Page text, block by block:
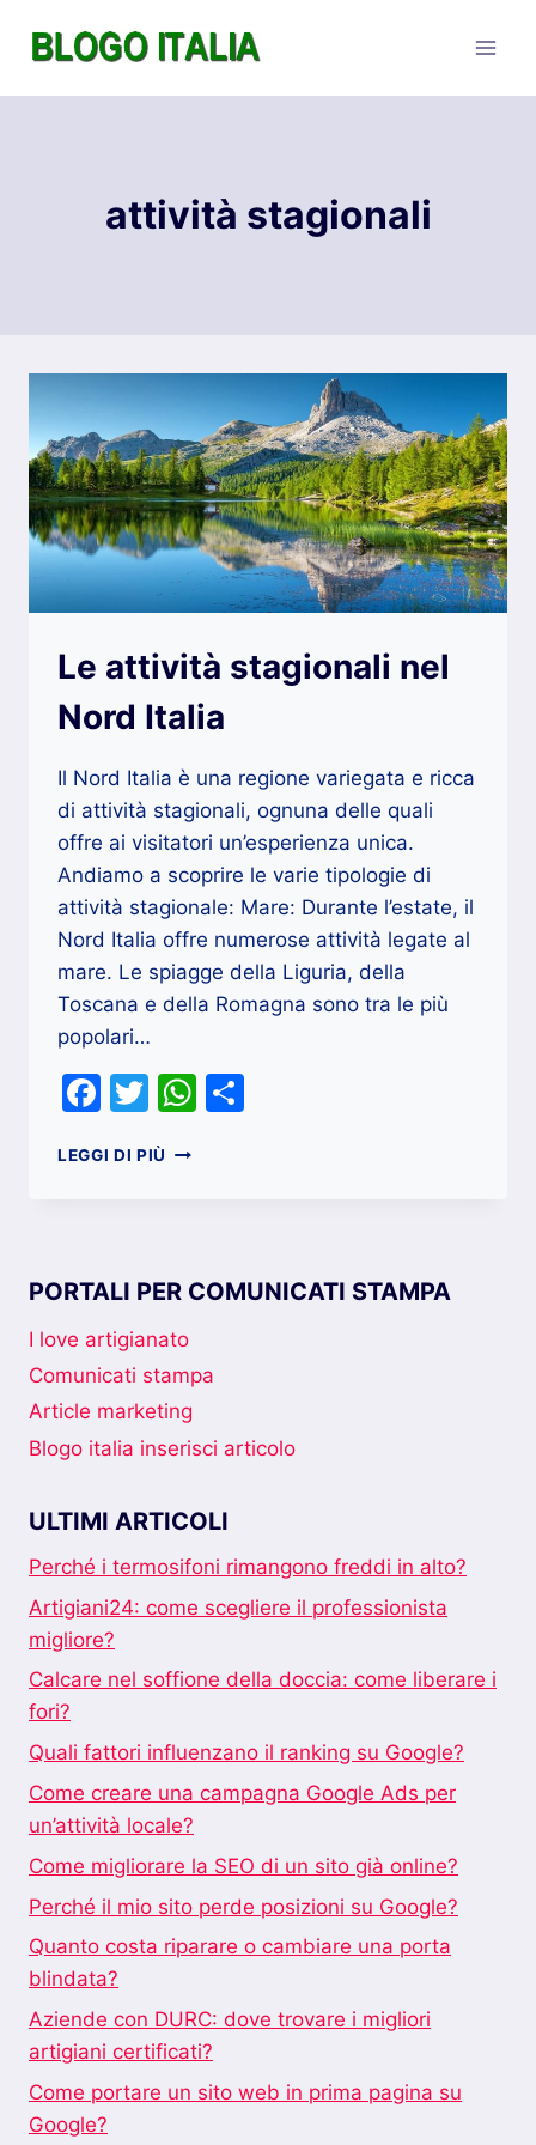
attività stagionali
Le attività stagionali nel
Nord Italia
Il Nord Italia è una regione variegata e ricca
di attività stagionali, ognuna delle quali
offre ai visitatori un’esperienza unica.
Andiamo a scoprire le varie tipologie di
attività stagionale: Mare: Durante l’estate, il
Nord Italia offre numerose attività legate al
mare. Le spiagge della Liguria, della
Toscana e della Romagna sono tra le più
popolari…
Facebook
TwitterWhatsApp
LEGGI DI PIÙ
PORTALI PER COMUNICATI STAMPA
I love artigianato
Comunicati stampa
Article marketing
Blogo italia inserisci articolo
ULTIMI ARTICOLI
Perché i termosifoni rimangono freddi in alto?
Artigiani24: come scegliere il professionista
migliore?
Calcare nel soffione della doccia: come liberare i
fori?
Quali fattori influenzano il ranking su Google?
Come creare una campagna Google Ads per
un’attività locale?
Come migliorare la SEO di un sito già online?
Perché il mio sito perde posizioni su Google?
Quanto costa riparare o cambiare una porta
blindata?
Aziende con DURC: dove trovare i migliori
artigiani certificati?
Come portare un sito web in prima pagina su
Google?